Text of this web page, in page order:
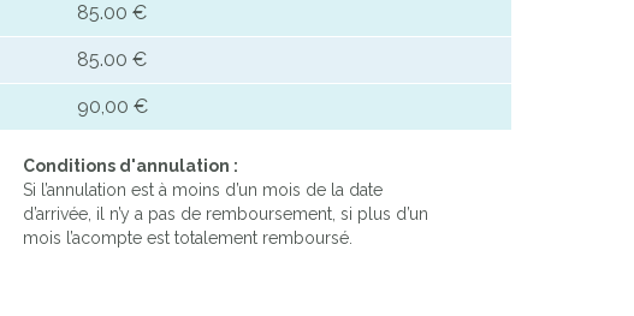
85.00 €
85.00 €
90,00 €
Conditions d'annulation :
Si l’annulation est à moins d’un mois de la date
d’arrivée, il n’y a pas de remboursement, si plus d’un
mois l’acompte est totalement remboursé.